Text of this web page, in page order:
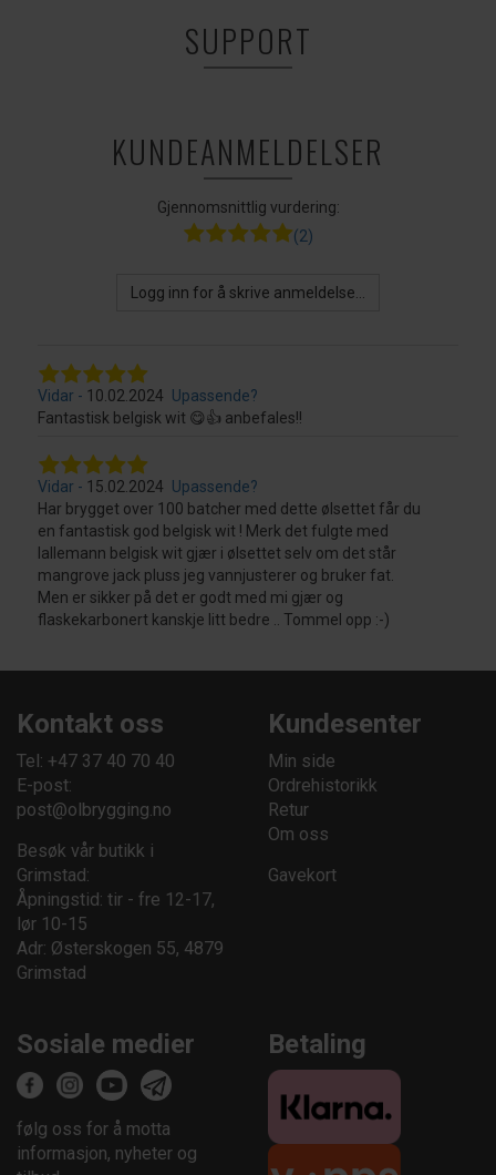
SUPPORT
KUNDEANMELDELSER
Gjennomsnittlig vurdering:
(2)
Logg inn for å skrive anmeldelse...
Vidar 10.02.2024
Upassende?
Fantastisk belgisk wit 😋👍 anbefales!!
Vidar 15.02.2024
Upassende?
Har brygget over 100 batcher med dette ølsettet får du
en fantastisk god belgisk wit ! Merk det fulgte med
lallemann belgisk wit gjær i ølsettet selv om det står
mangrove jack pluss jeg vannjusterer og bruker fat.
Men er sikker på det er godt med mi gjær og
flaskekarbonert kanskje litt bedre .. Tommel opp :-)
Kontakt oss
Tel: +47 37 40 70 40
E-post:
post@olbrygging.no
Besøk vår butikk i
Grimstad:
Åpningstid: tir - fre 12-17,
lør 10-15
Adr: Østerskogen 55, 4879
Grimstad
Kundesenter
Min side
Ordrehistorikk
Retur
Om oss
Gavekort
Sosiale medier
følg oss for å motta
informasjon, nyheter og
Betaling